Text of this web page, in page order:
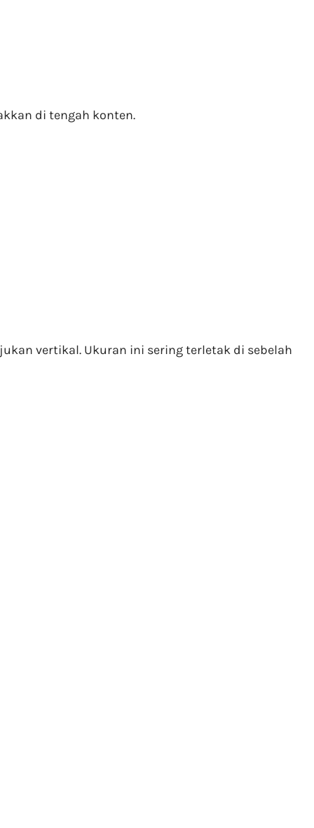
di tengah konten.
vertikal. Ukuran ini sering terletak di sebelah